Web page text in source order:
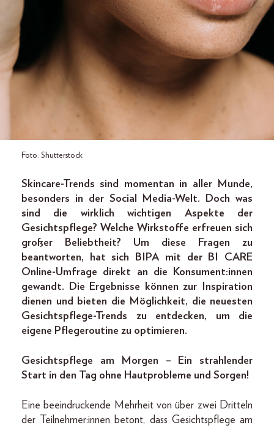
Foto: Shutterstock
Skincare-Trends sind momentan in aller Munde,
besonders in der Social Media-Welt. Doch was
sind die wirklich wichtigen Aspekte der
Gesichtspflege? Welche Wirkstoffe erfreuen sich
großer Beliebtheit? Um diese Fragen zu
beantworten, hat sich BIPA mit der BI CARE
Online-Umfrage direkt an die Konsument:innen
gewandt. Die Ergebnisse können zur Inspiration
dienen und bieten die Möglichkeit, die neuesten
Gesichtspflege-Trends zu entdecken, um die
eigene Pflegeroutine zu optimieren.
Gesichtspflege am Morgen – Ein strahlender
Start in den Tag ohne Hautprobleme und Sorgen!
Eine beeindruckende Mehrheit von über zwei Dritteln
der Teilnehmer:innen betont, dass Gesichtspflege am